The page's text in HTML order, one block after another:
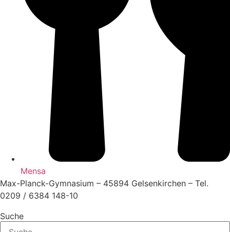
Mensa
Max-Planck-Gymnasium – 45894 Gelsenkirchen – Tel.
0209 / 6384 148-10
Suche